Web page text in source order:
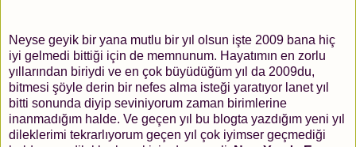
Neyse geyik bir yana mutlu bir yıl olsun işte 2009 bana hiç
iyi gelmedi bittiği için de memnunum. Hayatımın en zorlu
yıllarından biriydi ve en çok büyüdüğüm yıl da 2009du,
bitmesi şöyle derin bir nefes alma isteği yaratıyor lanet yıl
bitti sonunda diyip seviniyorum zaman birimlerine
inanmadığım halde. Ve geçen yıl bu blogta yazdığım yeni yıl
dileklerimi tekrarlıyorum geçen yıl çok iyimser geçmediği